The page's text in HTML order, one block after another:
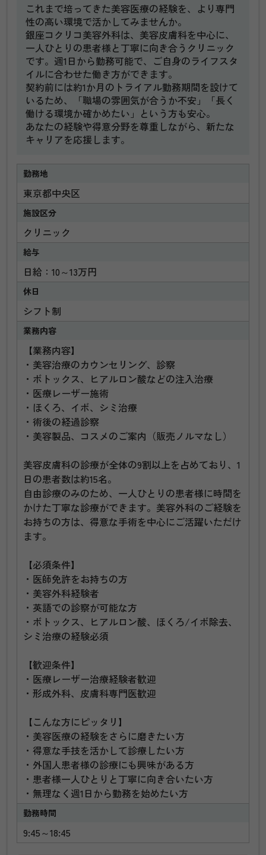
これまで培ってきた美容医療の経験を、より専門
性の高い環境で活かしてみませんか。
銀座コクリコ美容外科は、美容皮膚科を中心に、
一人ひとりの患者様と丁寧に向き合うクリニック
です。週1日から勤務可能で、ご自身のライフスタ
イルに合わせた働き方ができます。
契約前には約1か月のトライアル勤務期間を設けて
いるため、「職場の雰囲気が合うか不安」「長く
働ける環境か確かめたい」という方も安心。
あなたの経験や得意分野を尊重しながら、新たな
キャリアを応援します。
勤務地
東京都中央区
施設区分
クリニック
給与
日給：10～13万円
休日
シフト制
業務内容
【業務内容】
・美容治療のカウンセリング、診察
・ボトックス、ヒアルロン酸などの注入治療
・医療レーザー施術
・ほくろ、イボ、シミ治療
・術後の経過診察
・美容製品、コスメのご案内（販売ノルマなし）
美容皮膚科の診療が全体の9割以上を占めており、1
日の患者数は約15名。
自由診療のみのため、一人ひとりの患者様に時間を
かけた丁寧な診療ができます。美容外科のご経験を
お持ちの方は、得意な手術を中心にご活躍いただけ
ます。
【必須条件】
・医師免許をお持ちの方
・美容外科経験者
・英語での診察が可能な方
・ボトックス、ヒアルロン酸、ほくろ/イボ除去、
シミ治療の経験必須
【歓迎条件】
・医療レーザー治療経験者歓迎
・形成外科、皮膚科専門医歓迎
【こんな方にピッタリ】
・美容医療の経験をさらに磨きたい方
・得意な手技を活かして診療したい方
・外国人患者様の診療にも興味がある方
・患者様一人ひとりと丁寧に向き合いたい方
・無理なく週1日から勤務を始めたい方
勤務時間
9:45～18:45